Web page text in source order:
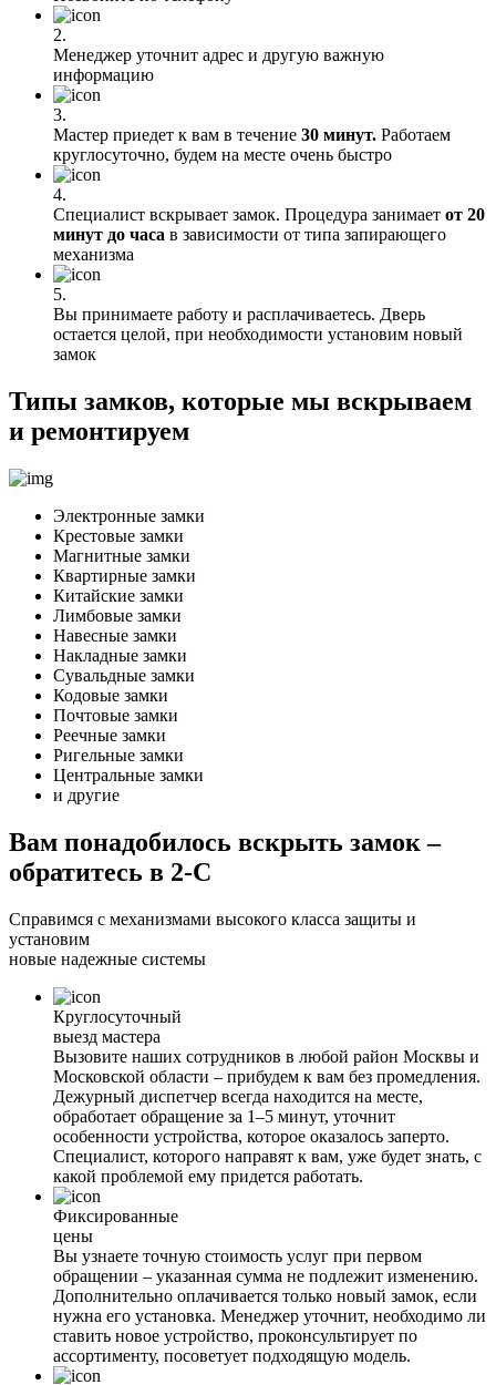
2.
Менеджер уточнит адрес и другую важную
информацию
3.
Мастер приедет к вам в течение 30 минут. Работаем
круглосуточно, будем на месте очень быстро
4.
Специалист вскрывает замок. Процедура занимает от 20
минут до часа в зависимости от типа запирающего
механизма
5.
Вы принимаете работу и расплачиваетесь. Дверь
остается целой, при необходимости установим новый
замок
Типы замков, которые мы вскрываем
и ремонтируем
Электронные замки
Крестовые замки
Магнитные замки
Квартирные замки
Китайские замки
Лимбовые замки
Навесные замки
Накладные замки
Сувальдные замки
Кодовые замки
Почтовые замки
Реечные замки
Ригельные замки
Центральные замки
и другие
Вам понадобилось вскрыть замок –
обратитесь в 2-С
Справимся с механизмами высокого класса защиты и
установим
новые надежные системы
Круглосуточный
выезд мастера
Вызовите наших сотрудников в любой район Москвы и
Московской области – прибудем к вам без промедления.
Дежурный диспетчер всегда находится на месте,
обработает обращение за 1–5 минут, уточнит
особенности устройства, которое оказалось заперто.
Специалист, которого направят к вам, уже будет знать, с
какой проблемой ему придется работать.
Фиксированные
цены
Вы узнаете точную стоимость услуг при первом
обращении – указанная сумма не подлежит изменению.
Дополнительно оплачивается только новый замок, если
нужна его установка. Менеджер уточнит, необходимо ли
ставить новое устройство, проконсультирует по
ассортименту, посоветует подходящую модель.